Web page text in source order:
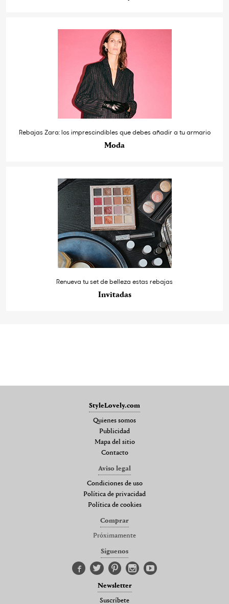
Rebajas Zara: los imprescindibles que debes añadir a tu armario
Moda
Renueva tu set de belleza estas rebajas
Invitadas
StyleLovely.com
Quienes somos
Publicidad
Mapa del sitio
Contacto
Aviso legal
Condiciones de uso
Política de privacidad
Política de cookies
Comprar
Próximamente
Síguenos
Newsletter
Suscríbete